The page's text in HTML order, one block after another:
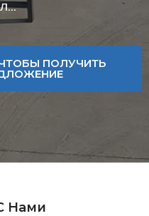
ПОЛУЧИТЬ
Нами